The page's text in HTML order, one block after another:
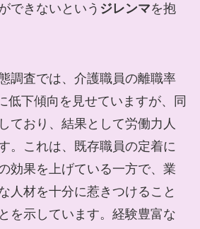
できないという ジレンマを抱
調査では、介護職員の離職率
低下傾向を見せていますが、同
ており、結果として労働力人
。これは、既存職員の定着に
効果を上げている一方で、業
人材を十分に惹きつけること
を示しています。経験豊富な